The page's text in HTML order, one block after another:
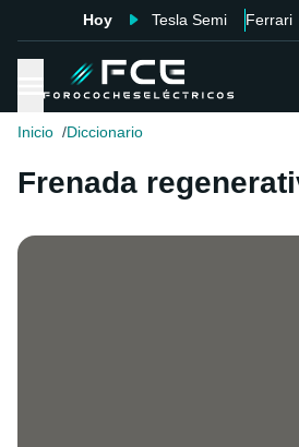
Hoy Tesla Semi Ferrari
Inicio Diccionario
Frenada